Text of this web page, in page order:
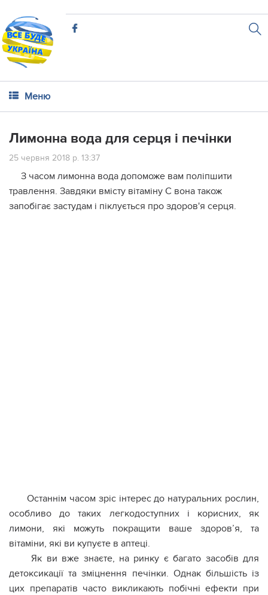
Меню
Лимонна вода для серця і печінки
25 червня 2018 р. 13:37
З часом лимонна вода допоможе вам поліпшити
травлення. Завдяки вмісту вітаміну С вона також
запобігає застудам і піклується про здоров'я серця.
Останнім часом зріс інтерес до натуральних рослин,
особливо до таких легкодоступних і корисних, як
лимони, які можуть покращити ваше здоров’я, та
вітаміни, які ви купуєте в аптеці.
Як ви вже знаєте, на ринку є багато засобів для
детоксикації та зміцнення печінки. Однак більшість із
цих препаратів часто викликають побічні ефекти при